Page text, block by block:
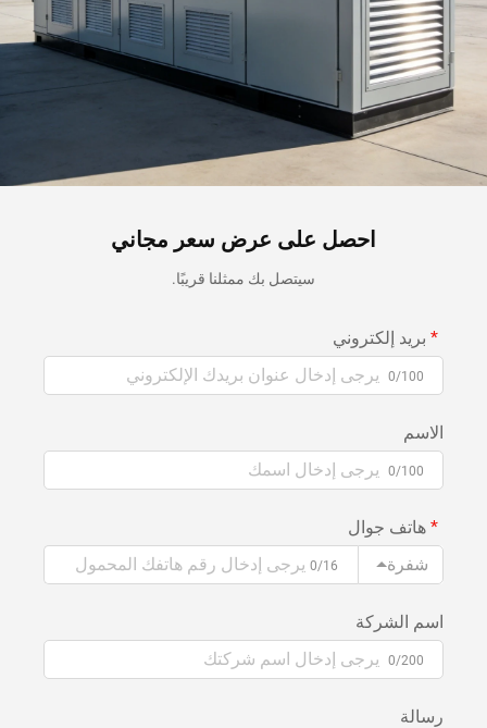
احصل على عرض سعر مجاني
سيتصل بك ممثلنا قريبًا.
بريد إلكتروني
0/100
الاسم
0/100
هاتف جوال
شفرة
0/16
اسم الشركة
0/200
رسالة